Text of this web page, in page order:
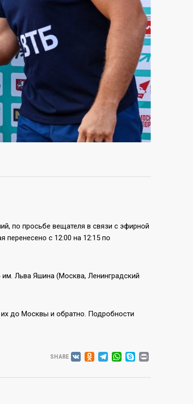
по просьбе вещателя в связи с эфирной
с 12:00 на 12:15 по
Льва Яшина (Москва, Ленинградский
до Москвы и обратно. Подробности
SHARE VK TELEGRAM
SKYPE